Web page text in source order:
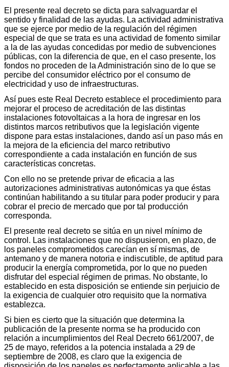
El presente real decreto se dicta para salvaguardar el
sentido y finalidad de las ayudas. La actividad administrativa
que se ejerce por medio de la regulación del régimen
especial de que se trata es una actividad de fomento similar
a la de las ayudas concedidas por medio de subvenciones
públicas, con la diferencia de que, en el caso presente, los
fondos no proceden de la Administración sino de lo que se
percibe del consumidor eléctrico por el consumo de
electricidad y uso de infraestructuras.
Así pues este Real Decreto establece el procedimiento para
mejorar el proceso de acreditación de las distintas
instalaciones fotovoltaicas a la hora de ingresar en los
distintos marcos retributivos que la legislación vigente
dispone para estas instalaciones, dando así un paso más en
la mejora de la eficiencia del marco retributivo
correspondiente a cada instalación en función de sus
características concretas.
Con ello no se pretende privar de eficacia a las
autorizaciones administrativas autonómicas ya que éstas
continúan habilitando a su titular para poder producir y para
cobrar el precio de mercado que por tal producción
corresponda.
El presente real decreto se sitúa en un nivel mínimo de
control. Las instalaciones que no dispusieron, en plazo, de
los paneles comprometidos carecían en sí mismas, de
antemano y de manera notoria e indiscutible, de aptitud para
producir la energía comprometida, por lo que no pueden
disfrutar del especial régimen de primas. No obstante, lo
establecido en esta disposición se entiende sin perjuicio de
la exigencia de cualquier otro requisito que la normativa
establezca.
Si bien es cierto que la situación que determina la
publicación de la presente norma se ha producido con
relación a incumplimientos del Real Decreto 661/2007, de
25 de mayo, referidos a la potencia instalada a 29 de
septiembre de 2008, es claro que la exigencia de